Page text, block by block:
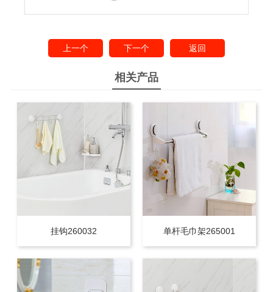
上一个 下一个 返回
相关产品
挂钩260032 单杆毛巾架265001